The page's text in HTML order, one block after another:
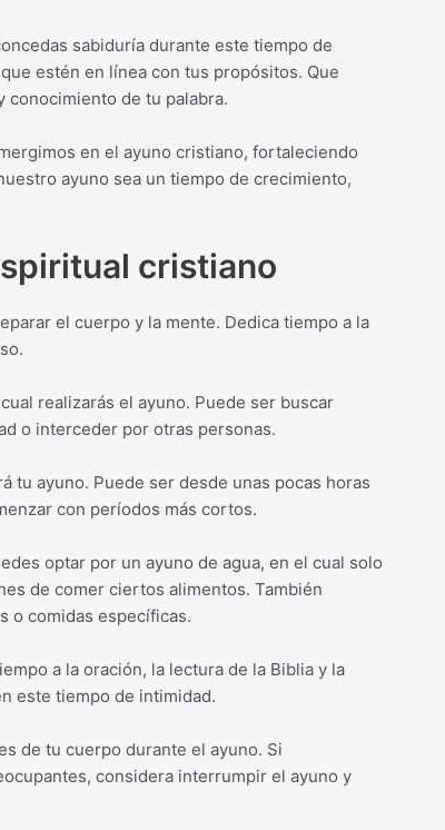
sabiduría durante este tiempo de
estén en línea con tus propósitos. Que
conocimiento de tu palabra.
en el ayuno cristiano, fortaleciendo
ayuno sea un tiempo de crecimiento,
cristiano
el cuerpo y la mente. Dedica tiempo a la
realizarás el ayuno. Puede ser buscar
o interceder por otras personas.
tu ayuno. Puede ser desde unas pocas horas
con períodos más cortos.
optar por un ayuno de agua, en el cual solo
de comer ciertos alimentos. También
o comidas específicas.
a la oración, la lectura de la Biblia y la
este tiempo de intimidad.
de tu cuerpo durante el ayuno. Si
considera interrumpir el ayuno y